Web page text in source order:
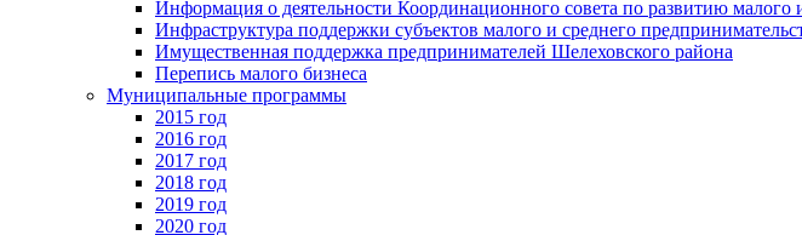
Информация о деятельности Координационного совета по развитию малого
Инфраструктура поддержки субъектов малого и среднего
Имущественная поддержка предпринимателей Шелеховского района
Перепись малого бизнеса
Муниципальные программы
2015 год
2016 год
2017 год
2018 год
2019 год
2020 год